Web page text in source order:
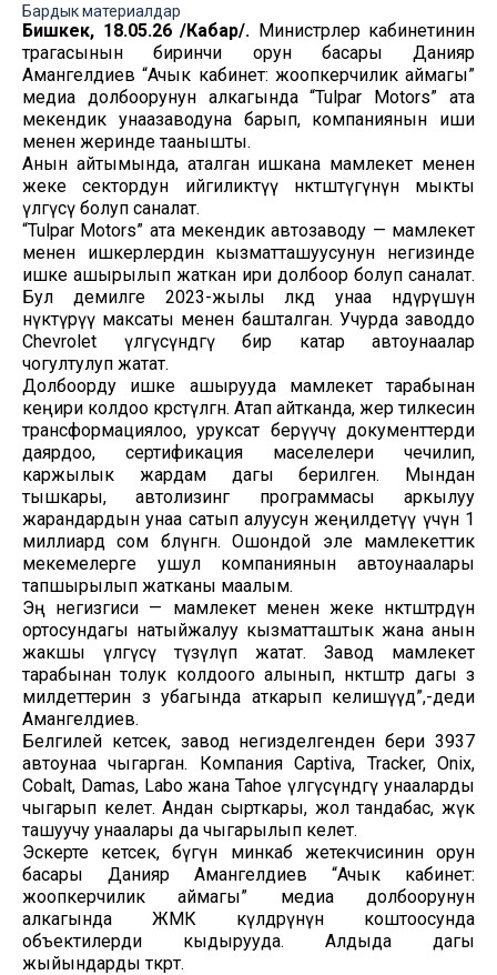
Бардык материалдар
Бишкек, 18.05.26 /Кабар/. Министрлер кабинетинин
төрагасынын биринчи орун басары Данияр
Амангелдиев “Ачык кабинет: жоопкерчилик аймагы”
медиа долбоорунун алкагында “Tulpar Motors” ата
мекендик унаазаводуна барып, компаниянын иши
менен жеринде таанышты.
Анын айтымында, аталган ишкана мамлекет менен
жеке сектордун ийгиликтүү өнөктөштүгүнүн мыкты
үлгүсү болуп саналат.
“Tulpar Motors” ата мекендик автозаводу — мамлекет
менен ишкерлердин кызматташуусунун негизинде
ишке ашырылып жаткан ири долбоор болуп саналат.
Бул демилге 2023-жылы өлкөдө унаа өндүрүшүн
өнүктүрүү максаты менен башталган. Учурда заводдо
Chevrolet үлгүсүндөгү бир катар автоунаалар
чогултулуп жатат.
Долбоорду ишке ашырууда мамлекет тарабынан
кеңири колдоо көрсөтүлгөн. Атап айтканда, жер тилкесин
трансформациялоо, уруксат берүүчү документтерди
даярдоо, сертификация маселелери чечилип,
каржылык жардам дагы берилген. Мындан
тышкары, автолизинг программасы аркылуу
жарандардын унаа сатып алуусун жеңилдетүү үчүн 1
миллиард сом бөлүнгөн. Ошондой эле мамлекеттик
мекемелерге ушул компаниянын автоунаалары
тапшырылып жатканы маалым.
Эң негизгиси — мамлекет менен жеке өнөктөштөрдүн
ортосундагы натыйжалуу кызматташтык жана анын
жакшы үлгүсү түзүлүп жатат. Завод мамлекет
тарабынан толук колдоого алынып, өнөктөштөр дагы өз
милдеттерин өз убагында аткарып келишүүдө”,-деди
Амангелдиев.
Белгилей кетсек, завод негизделгенден бери 3937
автоунаа чыгарган. Компания Captiva, Tracker, Onix,
Cobalt, Damas, Labo жана Tahoe үлгүсүндөгү унааларды
чыгарып келет. Андан сырткары, жол тандабас, жүк
ташуучу унаалары да чыгарылып келет.
Эскерте кетсек, бүгүн минкаб жетекчисинин орун
басары Данияр Амангелдиев “Ачык кабинет:
жоопкерчилик аймагы” медиа долбоорунун
алкагында ЖМК өкүлдөрүнүн коштоосунда
объектилерди кыдырууда. Алдыда дагы
жыйындарды өткөрөт.